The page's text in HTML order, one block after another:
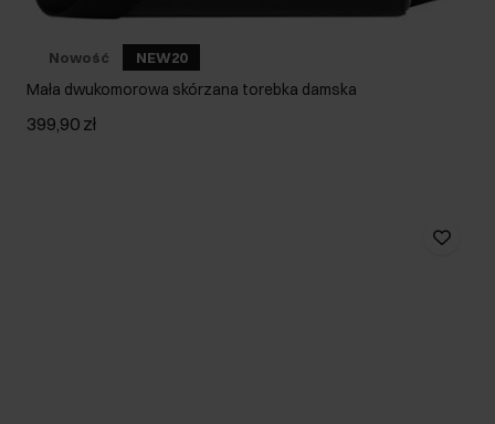
Nowość NEW20
Mała dwukomorowa skórzana torebka damska
399,90 zł